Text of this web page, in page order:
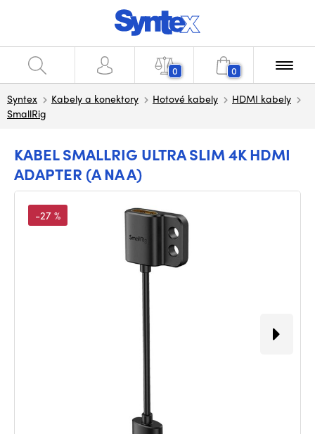
0 0
Syntex Kabely a konektory Hotové kabely
HDMI kabely
SmallRig
KABEL SMALLRIG ULTRA SLIM 4K HDMI
ADAPTER (A NA A)
-27 %